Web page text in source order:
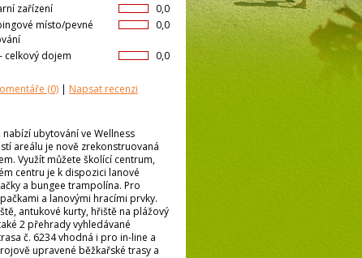
0,0
zařízení
0,0
místo/pevné
0,0
celkový dojem
(0) | Napsat recenzi
ubytování ve Wellness
areálu je nově zrekonstruovaná
Využít můžete školící centrum,
centru je k dispozici lanové
a bungee trampolína. Pro
a lanovými hracími prvky.
antukové kurty, hřiště na plážový
2 přehrady vyhledávané
č. 6234 vhodná i pro in-line a
upravené běžkařské trasy a